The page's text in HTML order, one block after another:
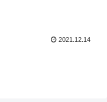
2021.12.14